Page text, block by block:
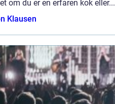
om du er en erfaren kok eller...
Klausen